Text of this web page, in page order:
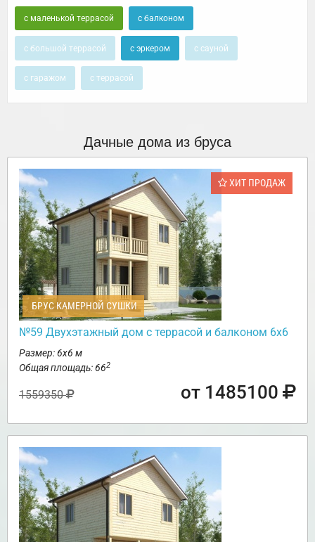
с маленькой террасой с балконом
с большой террасой с эркером с сауной
с гаражом с террасой
Дачные дома из бруса
ХИТ ПРОДАЖ
БРУС КАМЕРНОЙ СУШКИ
№59 Двухэтажный дом с террасой и балконом 6х6
Размер: 6х6 м
Общая площадь: 662
1559350 от 1485100